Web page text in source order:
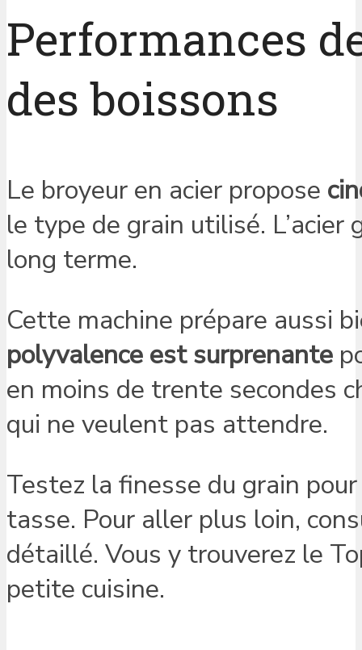
Performances
des boissons
Le broyeur en acier propose
le type de grain utilisé.
long terme.
Cette machine prépare aussi
polyvalence est surprenante
en moins de trente secondes
qui ne veulent pas attendre.
Testez la finesse du grain
tasse. Pour aller plus loin,
détaillé. Vous y trouverez le
petite cuisine.